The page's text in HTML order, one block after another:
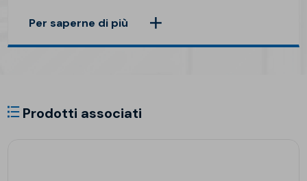
Per saperne di più
Prodotti associati